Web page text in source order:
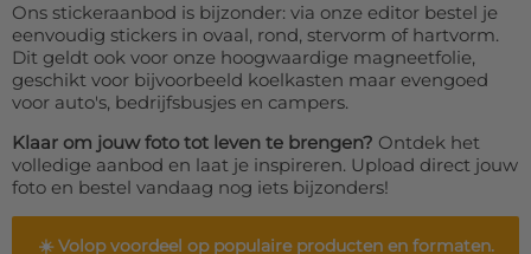
Ons stickeraanbod is bijzonder: via onze editor bestel je
eenvoudig stickers in ovaal, rond, stervorm of hartvorm.
Dit geldt ook voor onze hoogwaardige magneetfolie,
geschikt voor bijvoorbeeld koelkasten maar evengoed
voor auto's, bedrijfsbusjes en campers.
Klaar om jouw foto tot leven te brengen? Ontdek het
volledige aanbod en laat je inspireren. Upload direct jouw
foto en bestel vandaag nog iets bijzonders!
☀️Volop voordeel op populaire producten en formaten.